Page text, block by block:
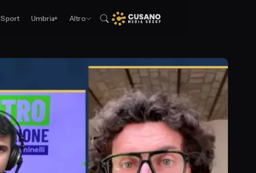
Sport Umbria+ Altro